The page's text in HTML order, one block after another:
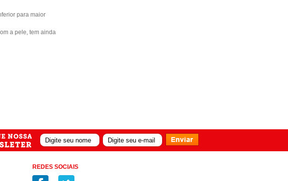
para maior
a pele, tem ainda
REDES SOCIAIS